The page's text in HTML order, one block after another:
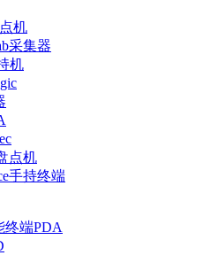
机
采集器
机
点机
手持终端
终端PDA